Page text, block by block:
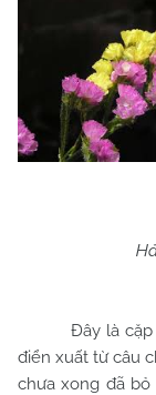
Đây là cặp đối
điển xuất từ câu
chưa xong đã